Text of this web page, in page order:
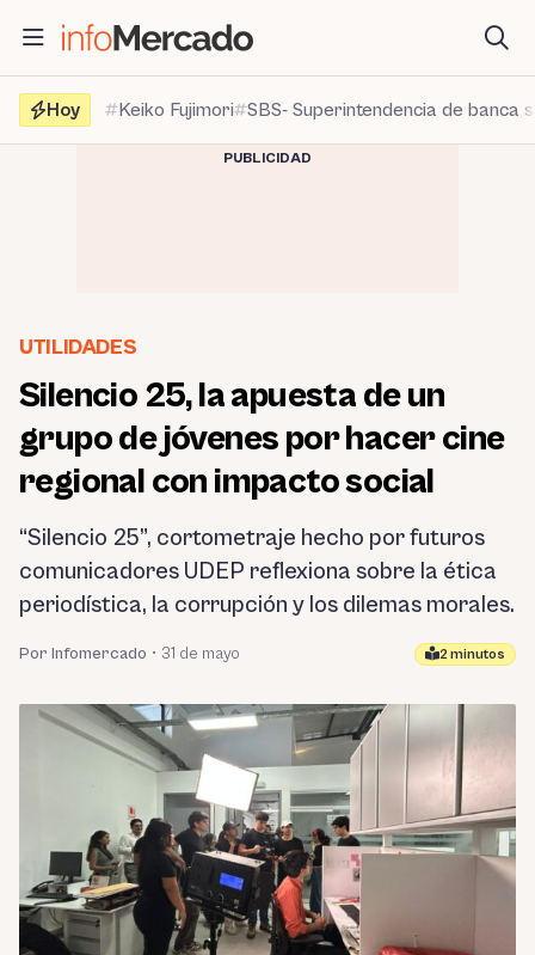
contenido
Hoy
Keiko Fujimori SBS- Superintendencia de banca
PUBLICIDAD
UTILIDADES
Silencio 25, la apuesta de un
grupo de jóvenes por hacer cine
regional con impacto social
“Silencio 25”, cortometraje hecho por futuros
comunicadores UDEP reflexiona sobre la ética
periodística, la corrupción y los dilemas morales.
Por Infomercado • 31 de mayo 2 minutos